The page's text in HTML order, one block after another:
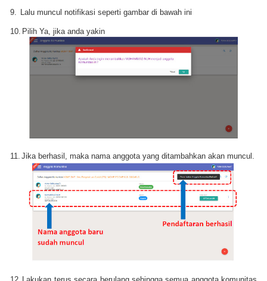
9. Lalu muncul notifikasi seperti gambar di bawah ini
10. Pilih Ya, jika anda yakin
11. Jika berhasil, maka nama anggota yang ditambahkan akan muncul.